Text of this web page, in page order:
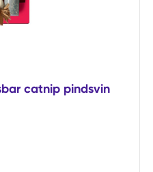
catnip pindsvin